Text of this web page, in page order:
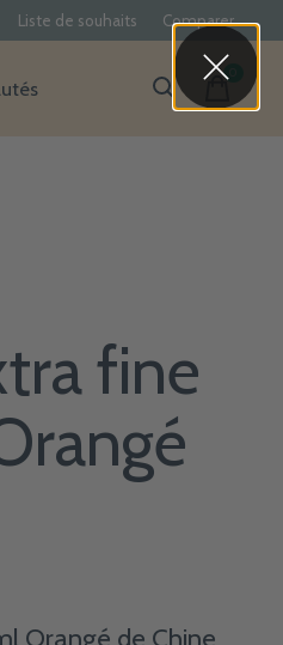
Liste de souhaits Comparer
items
fine
Orangé de Chine